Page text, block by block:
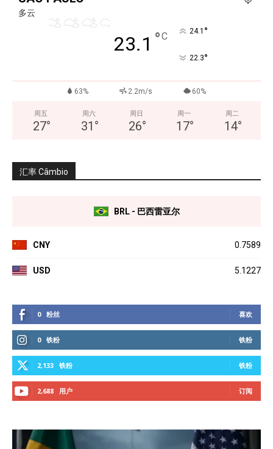
多云
23.1 °C 24.1 °
22.3°
63% 2.2m/s 60%
周五
27°
周六
31 °
周日
26°
周一
17°
周二
14°
汇率 Câmbio
BRL - 巴西雷亚尔
CNY 0.7589
USD 5.1227
0 粉丝 喜欢
0 铁粉 铁粉
2,133 铁粉 铁粉
2,688 用户 订阅